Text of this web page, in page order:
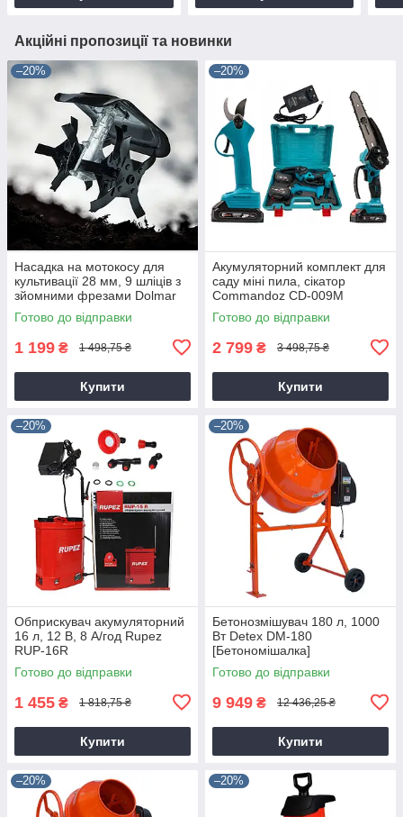
Акційні пропозиції та новинки
–20%
Насадка на мотокосу для
культивації 28 мм, 9 шліців з
зйомними фрезами Dolmar
9T28
Готово до відправки
1 199 ₴ 1 498,75 ₴
Купити
–20%
Акумуляторний комплект для
саду міні пила, сікатор
Commandoz CD-009M
Готово до відправки
2 799 ₴ 3 498,75 ₴
Купити
–20%
Обприскувач акумуляторний
16 л, 12 В, 8 А/год Rupez
RUP-16R
Готово до відправки
1 455 ₴ 1 818,75 ₴
Купити
–20%
Бетонозмішувач 180 л, 1000
Вт Detex DM-180
[Бетономішалка]
Готово до відправки
9 949 ₴ 12 436,25 ₴
Купити
–20% –20%